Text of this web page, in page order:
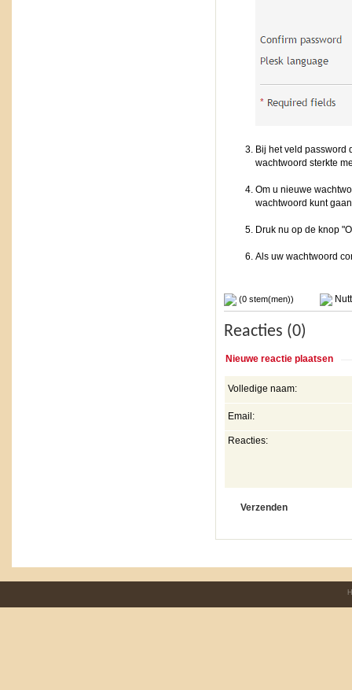
Bij het veld password
wachtwoord sterkte
Om u nieuwe
wachtwoord kunt
Druk nu op de knop
Als uw wachtwoord
(0 stem(men))
Reacties (0)
Nieuwe reactie plaatsen
Volledige naam:
Email:
Reacties: